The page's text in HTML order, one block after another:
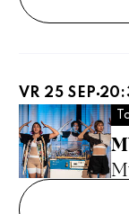
VR 25 SEP